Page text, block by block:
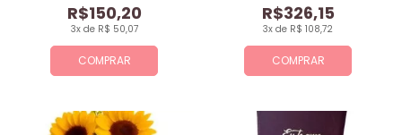
COMPRAR
3x de R$ 50,07
R$150,20
COMPRAR
3x de R$ 108,72
R$326,15